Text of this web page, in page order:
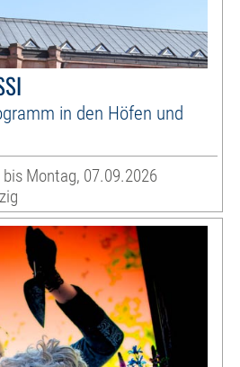
in den Höfen und
Montag, 07.09.2026